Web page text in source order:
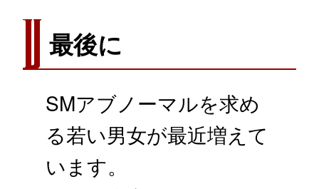
最後に
SMアブノーマルを求め
る若い男女が最近増えて
います。